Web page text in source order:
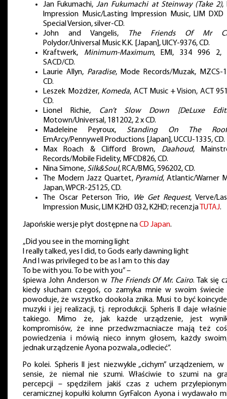
Jan Fukumachi,Jan Fukumachi at Steinway (Take 2),
Impression Music/Lasting Impression Music, LIM DXD
Special Version, silver-CD.
John and Vangelis,
The Friends Of Mr
Polydor/Universal Music K.K. [Japan], UICY-9376, CD.
Kraftwerk, Minimum-Maximum, EMI, 334 996 2,
SACD/CD.
Laurie Allyn, Paradise, Mode Records/Muzak, MZCS-
CD.
Leszek Możdżer, Komeda, ACT Music + Vision, ACT
CD.
Lionel Richie, Can’t Slow Down [DeLuxe
Motown/Universal, 181202, 2 x CD.
Madeleine Peyroux, Standing On The
EmArcy/Pennywell Productions [Japan], UCCU-1335, CD.
Max Roach & Clifford Brown, Daahoud,
Records/Mobile Fidelity, MFCD826, CD.
Nina Simone, Silk&Soul, RCA/BMG, 596202, CD.
The Modern Jazz Quartet, Pyramid, Atlantic/Warner
Japan, WPCR-25125, CD.
The Oscar Peterson Trio,
We Get Request, Verve/
Impression Music, LIM K2HD 032, K2HD; recenzja TUTAJ.
Japońskie wersje płyt dostępne naCD Japan.
„Did you see in the morning light
I really talked, yes I did, to Gods early dawning light
And I was privileged to be as I am to this day
To be with you. To be with you” –
śpiewa John Anderson w The Friends Of Mr. Cairo. Tak się
kiedy słucham czegoś, co zamyka mnie w swoim
powoduje, że wszystko dookoła znika. Musi to być
muzyki i jej realizacji, tj. reprodukcji. Spheris II daje
takiego. Mimo że, jak każde urządzenie, jest
kompromisów, że inne przedwzmacniacze mają też
powiedzenia i mówią nieco innym głosem, każdy
jednak urządzenie Ayona pozwala „odlecieć”.
Po kolei. Spheris II jest niezwykle „cichym” urządzeniem,
sensie, że niemal nie szumi. Właściwie to szumi na
percepcji – spędziłem jakiś czas z uchem
ceramicznej kopułki kolumn GyrFalcon Ayona i wydawało